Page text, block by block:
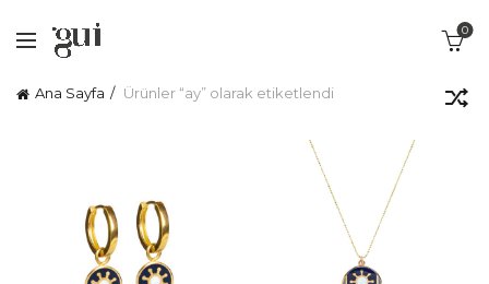
0
Ana Sayfa Ürünler “ay” olarak etiketlendi